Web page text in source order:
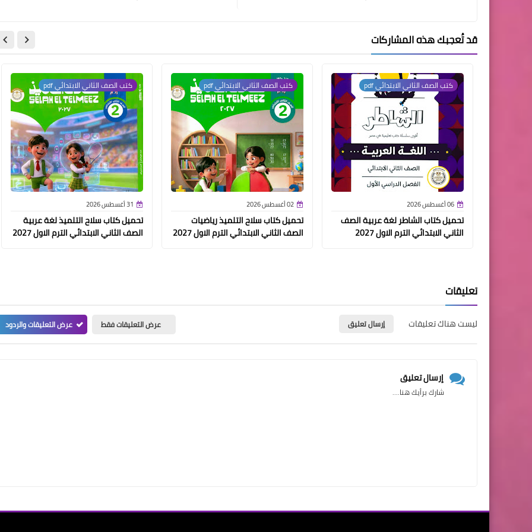
قد تُعجبك هذه المشاركات
كتب الصف الثاني الابتدائي pdf
06 أغسطس 2026
تحميل كتاب الشاطر لغة عربية الصف
الثاني الابتدائي الترم الاول 2027
كتب الصف الثاني الابتدائي pdf
02 أغسطس 2026
تحميل كتاب سلاح التلميذ رياضيات
الصف الثاني الابتدائي الترم الاول 2027
كتب الصف الثاني الابتدائي pdf
31 أغسطس 2026
تحميل كتاب سلاح التلميذ لغة عربية
الصف الثاني الابتدائي الترم الاول 2027
تعليقات
ليست هناك تعليقات إرسال تعليق عرض التعليقات فقط عرض التعليقات والردود
إرسال تعليق
شارك برأيك هنا....